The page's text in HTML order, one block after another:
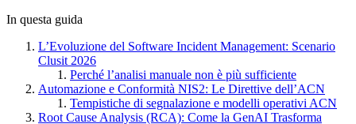
In questa guida
L’Evoluzione del Software Incident Management: Scenario
Clusit 2026
Perché l’analisi manuale non è più sufficiente
Automazione e Conformità NIS2: Le Direttive dell’ACN
Tempistiche di segnalazione e modelli operativi ACN
Root Cause Analysis (RCA): Come la GenAI Trasforma